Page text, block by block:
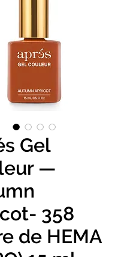
Gel
—
358
de HEMA